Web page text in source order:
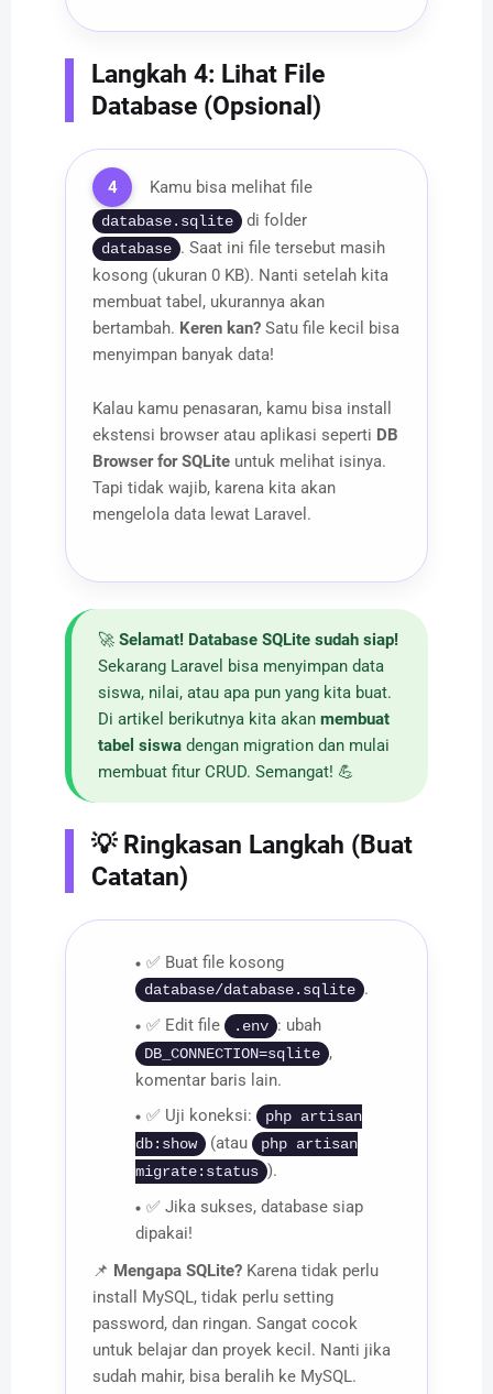
Langkah 4: Lihat File
Database (Opsional)
4 Kamu bisa melihat file
database.sqlite di folder
database . Saat ini file tersebut masih
kosong (ukuran 0 KB). Nanti setelah kita
membuat tabel, ukurannya akan
bertambah. Keren kan? Satu file kecil bisa
menyimpan banyak data!
Kalau kamu penasaran, kamu bisa install
ekstensi browser atau aplikasi seperti DB
Browser for SQLite untuk melihat isinya.
Tapi tidak wajib, karena kita akan
mengelola data lewat Laravel.
🚀Selamat! Database SQLite sudah siap!
Sekarang Laravel bisa menyimpan data
siswa, nilai, atau apa pun yang kita buat.
Di artikel berikutnya kita akanmembuat
tabel siswa dengan migration dan mulai
membuat fitur CRUD. Semangat! 💪
💡 Ringkasan Langkah (Buat
Catatan)
✅ Buat file kosong
database/database.sqlite .
✅ Edit file
.env : ubah
DB_CONNECTION=sqlite ,
komentar baris lain.
✅ Uji koneksi: php artisan
db:show
(atau php artisan
migrate:status ).
✅ Jika sukses, database siap
dipakai!
📌 Mengapa SQLite? Karena tidak perlu
install MySQL, tidak perlu setting
password, dan ringan. Sangat cocok
untuk belajar dan proyek kecil. Nanti jika
sudah mahir, bisa beralih ke MySQL.